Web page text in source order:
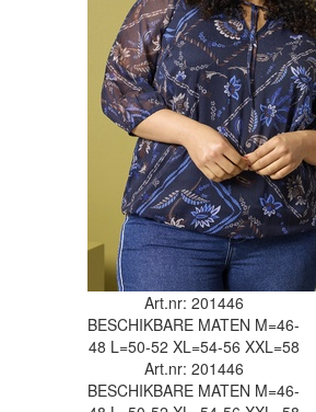
Art.nr: 201446
BESCHIKBARE MATEN M=46-
48 L=50-52 XL=54-56 XXL=58
Art.nr: 201446
BESCHIKBARE MATEN M=46-